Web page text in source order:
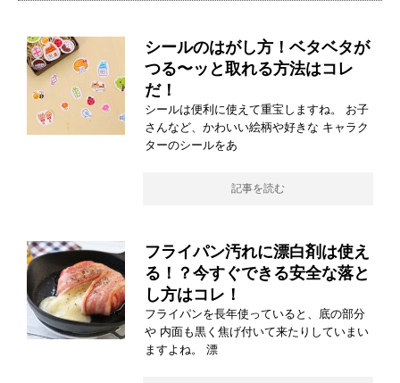
シールのはがし方！ベタベタが
つる〜ッと取れる方法はコレ
だ！
シールは便利に使えて重宝しますね。 お子
さんなど、かわいい絵柄や好きな キャラク
ターのシールをあ
記事を読む
フライパン汚れに漂白剤は使え
る！？今すぐできる安全な落と
し方はコレ！
フライパンを長年使っていると、底の部分
や 内面も黒く焦げ付いて来たりしていまい
ますよね。 漂